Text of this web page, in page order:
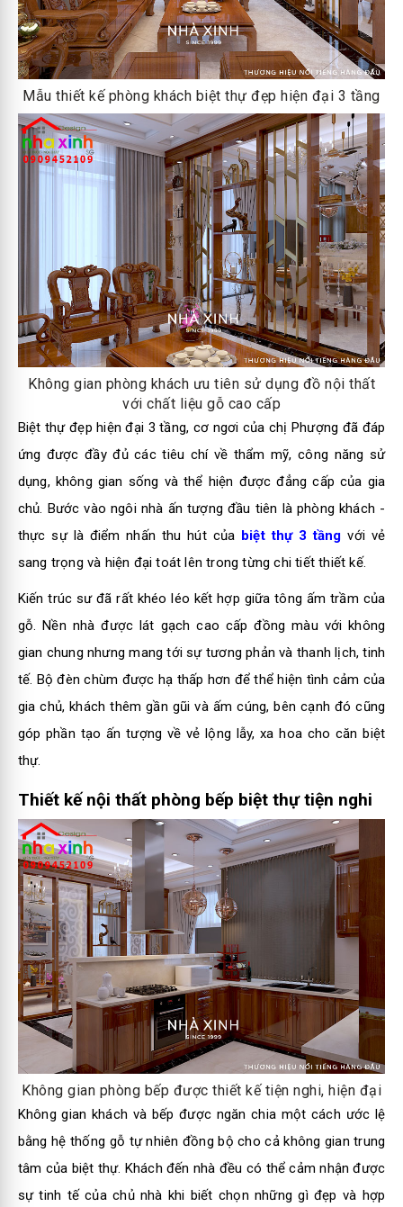
Mẫu thiết kế phòng khách biệt thự đẹp hiện đại 3 tầng
Không gian phòng khách ưu tiên sử dụng đồ nội thất
với chất liệu gỗ cao cấp
Biệt thự đẹp hiện đại 3 tầng, cơ ngơi của chị Phượng đã đáp
ứng được đầy đủ các tiêu chí về thẩm mỹ, công năng sử
dụng, không gian sống và thể hiện được đẳng cấp của gia
chủ. Bước vào ngôi nhà ấn tượng đầu tiên là phòng khách -
thực sự là điểm nhấn thu hút của biệt thự 3 tầng với vẻ
sang trọng và hiện đại toát lên trong từng chi tiết thiết kế.
Kiến trúc sư đã rất khéo léo kết hợp giữa tông ấm trầm của
gỗ. Nền nhà được lát gạch cao cấp đồng màu với không
gian chung nhưng mang tới sự tương phản và thanh lịch, tinh
tế. Bộ đèn chùm được hạ thấp hơn để thể hiện tình cảm của
gia chủ, khách thêm gần gũi và ấm cúng, bên cạnh đó cũng
góp phần tạo ấn tượng về vẻ lộng lẫy, xa hoa cho căn biệt
thự.
Thiết kế nội thất phòng bếp biệt thự tiện nghi
Không gian phòng bếp được thiết kế tiện nghi, hiện đại
Không gian khách và bếp được ngăn chia một cách ước lệ
bằng hệ thống gỗ tự nhiên đồng bộ cho cả không gian trung
tâm của biệt thự. Khách đến nhà đều có thể cảm nhận được
sự tinh tế của chủ nhà khi biết chọn những gì đẹp và hợp